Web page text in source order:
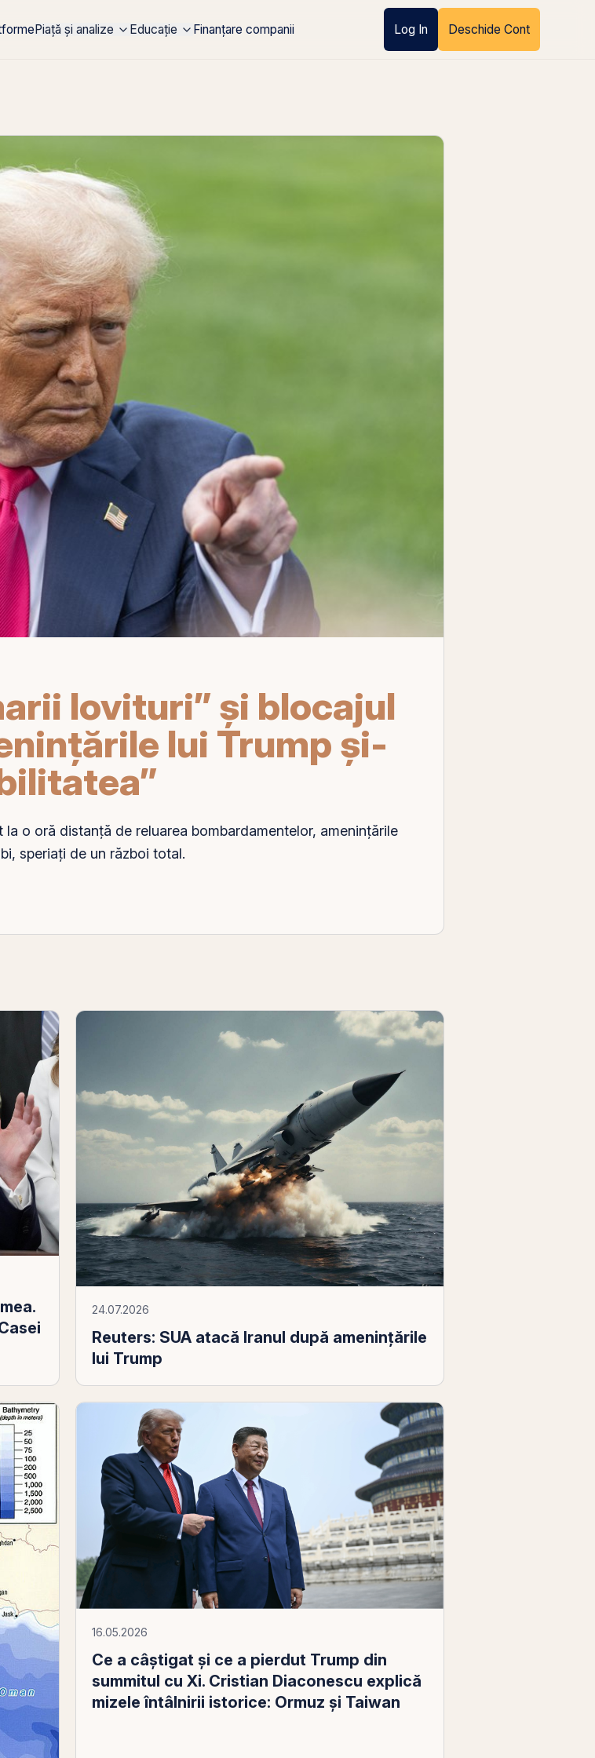
Piață și analize Educație Finanțare companii Log In Deschide Cont
lovituri” și blocajul
lui Trump și-
la o oră distanță de reluarea bombardamentelor, amenințările
speriați de un război total.
24.07.2026
Reuters: SUA atacă Iranul după ameninţările
lui Trump
16.05.2026
Ce a câștigat și ce a pierdut Trump din
summitul cu Xi. Cristian Diaconescu explică
mizele întâlnirii istorice: Ormuz și Taiwan